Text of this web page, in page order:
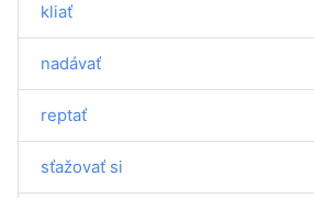
kliať
nadávať
reptať
sťažovať si